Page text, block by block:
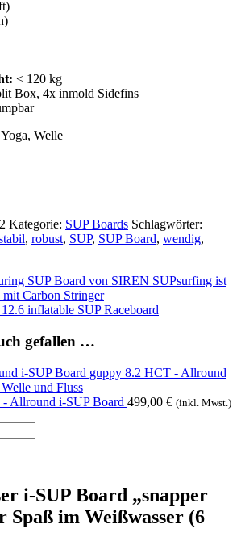
< 120 kg
Box, 4x inmold Sidefins
Welle
Kategorie: SUP Boards Schlagwörter:
, robust, SUP, SUP Board, wendig,
gefallen …
Allround i-SUP Board 499,00 € (inkl. Mwst.)
i-SUP Board „snapper
Spaß im Weißwasser (6